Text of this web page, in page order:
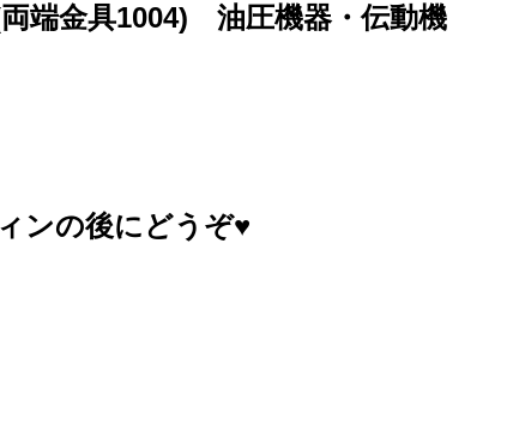
端金具1004) 油圧機器・伝動機
ンの後にどうぞ♥️